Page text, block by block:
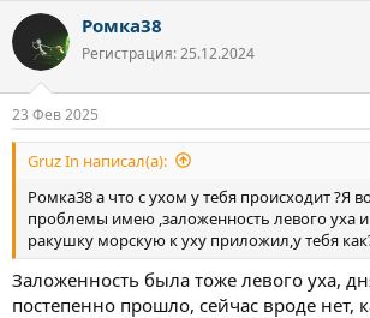
т
о
р
т
е
м
ы
а
н
ч
л
а
Ромка38
Регистрация: 25.12.2024
23 Фев 2025
Gruz In написал(а):
Ромка38 а что с ухом у тебя происходит ?Я
проблемы имею ,заложенность левого уха
ракушку морскую к уху приложил,у тебя
Заложенность была тоже левого уха,
постепенно прошло, сейчас вроде нет,